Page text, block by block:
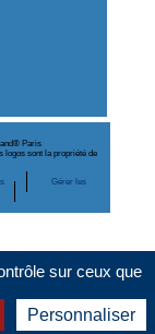
Paris
logos sont la propriété de
Gérer les
sur ceux que
Personnaliser